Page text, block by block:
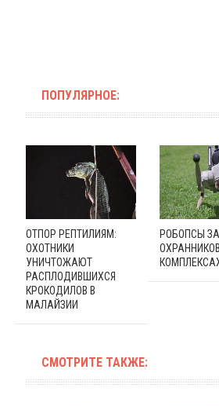
ПОПУЛЯРНОЕ:
ОТПОР РЕПТИЛИЯМ:
ОХОТНИКИ
УНИЧТОЖАЮТ
РАСПЛОДИВШИХСЯ
КРОКОДИЛОВ В
МАЛАЙЗИИ
РОБОПСЫ
СМОТРИТЕ ТАКЖЕ: